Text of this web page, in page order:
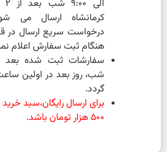
کرمانشاه ارسال می
درخواست سریع ارسال
هنگام ثبت سفارش اعلام
شب، روز بعد در اولین
گردد.
برای ارسال رایگان،سبد خرید
500 هزار تومان باشد.